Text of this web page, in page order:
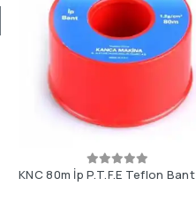
KNC 80m İp P.T.F.E Teflon Bant